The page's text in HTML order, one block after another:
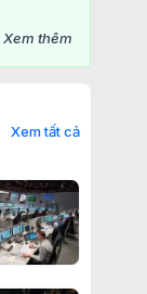
Xem thêm
Xem tất cả